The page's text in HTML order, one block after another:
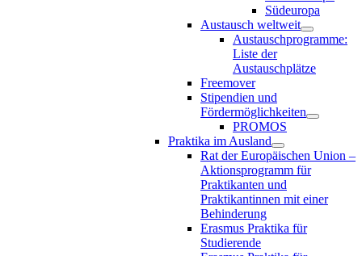
Südeuropa
Austausch weltweit
Austauschprogramme:
Liste der
Austauschplätze
Freemover
Stipendien und
Fördermöglichkeiten
PROMOS
Praktika im Ausland
Rat der Europäischen Union –
Aktionsprogramm für
Praktikanten und
Praktikantinnen mit einer
Behinderung
Erasmus Praktika für
Studierende